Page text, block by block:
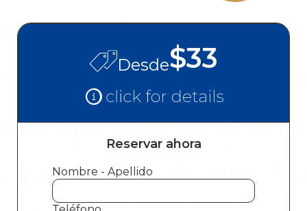
Desde$33
Reservar ahora
Nombre - Apellido